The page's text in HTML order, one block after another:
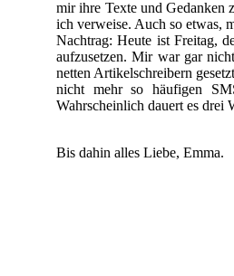
mir ihre Texte und Gedanken
ich verweise. Auch so etwas,
Nachtrag: Heute ist Freitag,
aufzusetzen. Mir war gar
netten Artikelschreibern
nicht mehr so häufigen
Wahrscheinlich dauert es
Bis dahin alles Liebe, Emma.